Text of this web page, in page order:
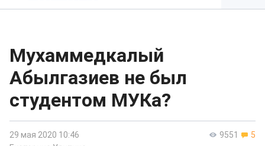
Мухаммедкалый
Абылгазиев не был
студентом МУКа?
9551 5
29 мая 2020 10:46